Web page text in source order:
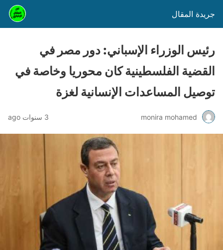
جريدة المقال
رئيس الوزراء الإسباني: دور مصر في
القضية الفلسطينية كان محوريا وخاصة في
توصيل المساعدات الإنسانية لغزة
monira mohamed 3 سنوات ago